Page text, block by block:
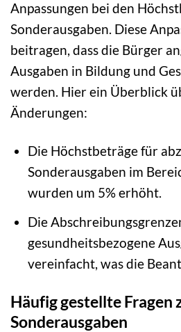
Anpassungen bei den
Sonderausgaben. Diese
beitragen, dass die Bürger
Ausgaben in Bildung und
werden. Hier ein Überblick
Änderungen:
Die Höchstbeträge für
Sonderausgaben im
wurden um 5% erhöht.
Die
gesundheitsbezogene
vereinfacht, was die
Häufig gestellte Fragen
Sonderausgaben